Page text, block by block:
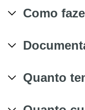
Como
Quanto